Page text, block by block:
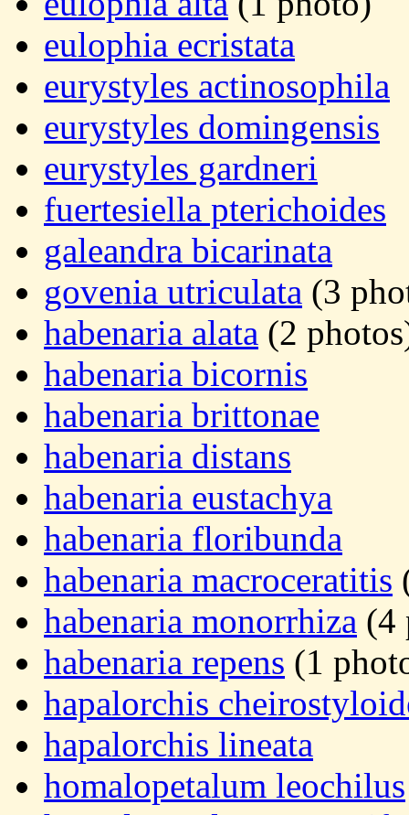
eulophia ecristata
eurystyles actinosophila
eurystyles domingensis
eurystyles gardneri
fuertesiella pterichoides
galeandra bicarinata
govenia utriculata (3
habenaria alata (2
habenaria bicornis
habenaria brittonae
habenaria distans
habenaria eustachya
habenaria floribunda
habenaria macroceratitis
habenaria monorrhiza (4
habenaria repens (1
hapalorchis
hapalorchis lineata
homalopetalum leochilus